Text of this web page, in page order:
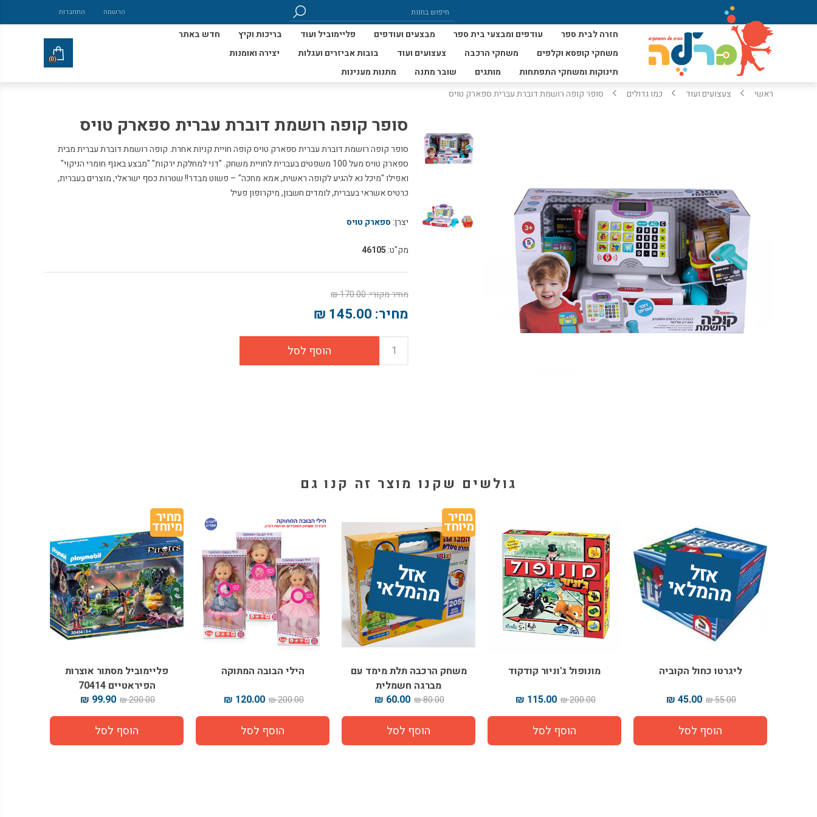
הרשמה התחברות
חזרה לבית ספר עודפים ומבצעי בית ספר מבצעים ועודפים פליימוביל ועוד בריכות וקיץ
חדש באתר
משחקי קופסא וקלפים
משחקי הרכבה צעצועים ועוד בובות אביזרים ועגלות
יצירה ואומנות
תינוקות ומשחקי התפתחות
מותגים שובר מתנה מתנות מענינות
(0)
ראשי צעצועים ועוד כמו גדולים סופר קופה רושמת דוברת עברית ספארק טויס
סופר קופה רושמת דוברת עברית ספארק טויס
סופר קופה רושמת דוברת עברית ספארק טויס קופה חויית קניות אחרת. קופה רושמת דוברת עברית מבית
ספארק טויס מעל 100 משפטים בעברית לחויית משחק. "דני למחלקת ירקות" "מבצע באגף חומרי הניקוי"
ואפילו "מיכל נא להגיע לקופה ראשית, אמא מחכה" – פשוט מבדר!! שטרות כסף ישראלי, מוצרים בעברית,
כרטיס אשראי בעברית, לומדים חשבון, מיקרופון פעיל
יצרן: ספארק טויס
מק"ט: 46105
מחיר מקורי:170.00 ₪
מחיר: 145.00 ₪
גולשים שקנו מוצר זה קנו גם
אז
ל
מ
ה
מ
ל
אי
ליגרטו כחול הקוביה
55.00 ₪
45.00 ₪
מונופול ג'וניור קודקוד
200.00 ₪
115.00 ₪
מחיר
מיוחד
אז
ל
מ
ה
מ
ל
אי
משחק הרכבה תלת מימד עם
מברגה חשמלית
80.00 ₪
60.00 ₪
הילי הבובה המתוקה
200.00 ₪
120.00 ₪
מחיר
מיוחד
פליימוביל מסתור אוצרות
הפיראטיים 70414
200.00 ₪
99.90 ₪